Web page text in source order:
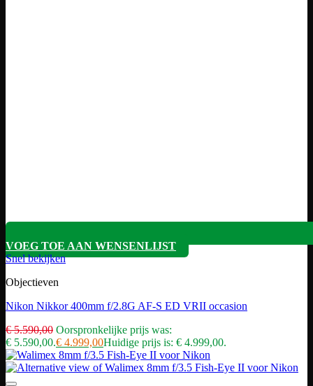
VOEG TOE AAN WENSENLIJST
Snel bekijken
Objectieven
Nikon Nikkor 400mm f/2.8G AF-S ED VRII occasion
€5.590,00 Oorspronkelijke prijs was:
€ 5.590,00.€ 4.999,00Huidige prijs is: € 4.999,00.